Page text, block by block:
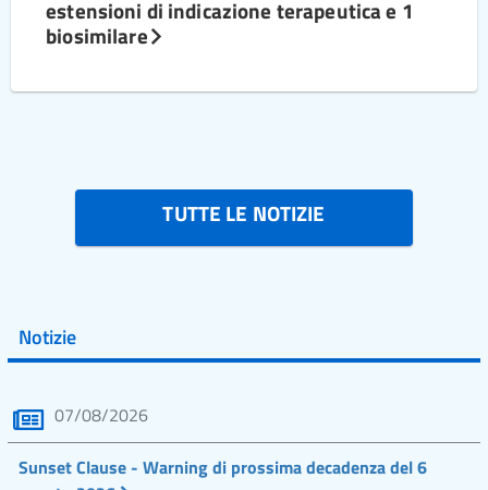
estensioni di indicazione terapeutica e 1
biosimilare
TUTTE LE NOTIZIE
Notizie
07/08/2026
Sunset Clause - Warning di prossima decadenza del 6